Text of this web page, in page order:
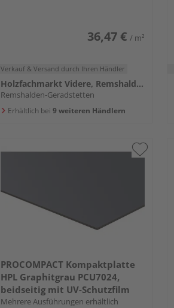
36,47 € / m²
Verkauf & Versand durch Ihren Händler
Holzfachmarkt Videre, Remshalden
Remshalden-Geradstetten
Erhältlich bei 9 weiteren Händlern
PROCOMPACT Kompaktplatte
HPL Graphitgrau PCU7024,
beidseitig mit UV-Schutzfilm
Mehrere Ausführungen erhältlich